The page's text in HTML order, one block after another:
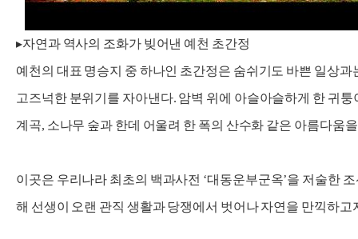
▸자연과 역사의 조화가 빚어낸 예천 초간정
예천의 대표 명승지 중 하나인 초간정은 숨쉬기도 바쁜 일상
고즈넉한 분위기를 자아낸다. 암벽 위에 아슬아슬하게 한 귀
계곡, 소나무 숲과 한데 어울려 한 폭의 산수화 같은 아름다움
이곳은 우리나라 최초의 백과사전 ‘대동운부군옥’을 저술한
해 선생이 오랜 관직 생활과 당쟁에서 벗어나 자연을 만끽하